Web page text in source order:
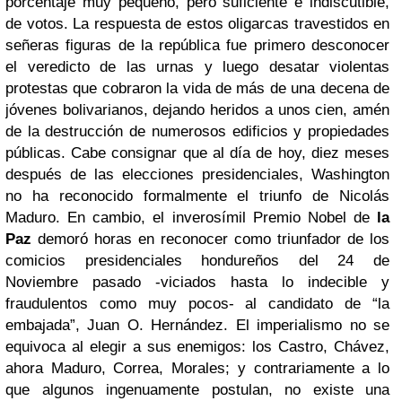
de votos. La respuesta de estos oligarcas travestidos en
señeras figuras de la república fue primero desconocer
el veredicto de las urnas y luego desatar violentas
protestas que cobraron la vida de más de una decena de
jóvenes bolivarianos, dejando heridos a unos cien, amén
de la destrucción de numerosos edificios y propiedades
públicas. Cabe consignar que al día de hoy, diez meses
después de las elecciones presidenciales, Washington
no ha reconocido formalmente el triunfo de Nicolás
Maduro. En cambio, el inverosímil Premio Nobel de la
Paz demoró horas en reconocer como triunfador de los
comicios presidenciales hondureños del 24 de
Noviembre pasado -viciados hasta lo indecible y
fraudulentos como muy pocos- al candidato de “la
embajada”, Juan O. Hernández. El imperialismo no se
equivoca al elegir a sus enemigos: los Castro, Chávez,
ahora Maduro, Correa, Morales; y contrariamente a lo
que algunos ingenuamente postulan, no existe una